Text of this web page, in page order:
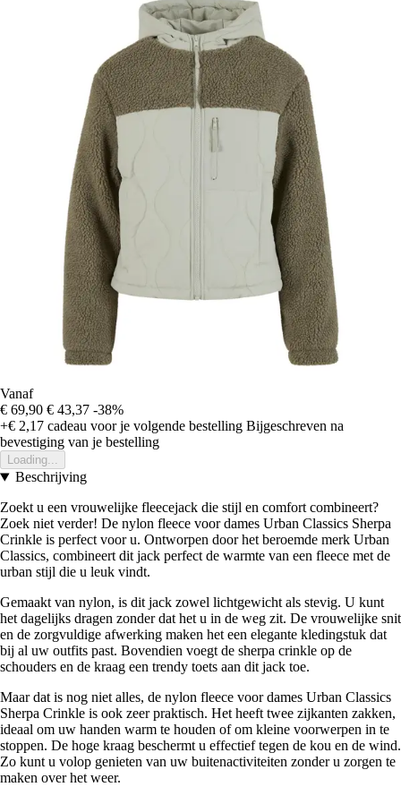
Vanaf
€ 69,90 € 43,37 -38%
+€ 2,17 cadeau voor je volgende bestelling Bijgeschreven na
bevestiging van je bestelling
Loading...
Beschrijving
Zoekt u een vrouwelijke fleecejack die stijl en comfort combineert?
Zoek niet verder! De nylon fleece voor dames Urban Classics Sherpa
Crinkle is perfect voor u. Ontworpen door het beroemde merk Urban
Classics, combineert dit jack perfect de warmte van een fleece met de
urban stijl die u leuk vindt.
Gemaakt van nylon, is dit jack zowel lichtgewicht als stevig. U kunt
het dagelijks dragen zonder dat het u in de weg zit. De vrouwelijke snit
en de zorgvuldige afwerking maken het een elegante kledingstuk dat
bij al uw outfits past. Bovendien voegt de sherpa crinkle op de
schouders en de kraag een trendy toets aan dit jack toe.
Maar dat is nog niet alles, de nylon fleece voor dames Urban Classics
Sherpa Crinkle is ook zeer praktisch. Het heeft twee zijkanten zakken,
ideaal om uw handen warm te houden of om kleine voorwerpen in te
stoppen. De hoge kraag beschermt u effectief tegen de kou en de wind.
Zo kunt u volop genieten van uw buitenactiviteiten zonder u zorgen te
maken over het weer.